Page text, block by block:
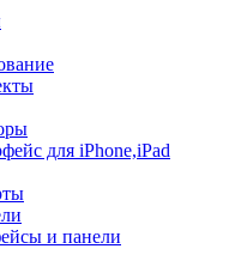
для iPhone,iPad
и панели